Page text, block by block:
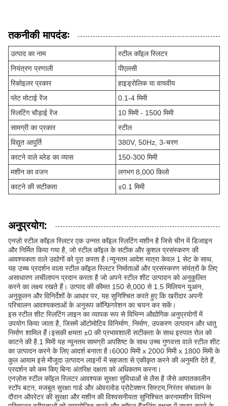
तकनीकी मापदंडः
उत्पाद का नाम
स्टील कॉइल स्लिटर
नियंत्रण प्रणाली
पीएलसी
रिकोइलर प्रकार
हाइड्रोलिक या वायवीय
प्लेट मोटाई रेंज
0.1-4 मिमी
स्लिटिंग चौड़ाई रेंज
10 मिमी - 1500 मिमी
सामग्री का प्रकार
स्टील
विद्युत आपूर्ति
380V, 50Hz, 3-चरण
काटने वाले ब्लेड का व्यास
150-300 मिमी
मशीन का वजन
लगभग 8,000 किलो
काटने की सटीकता
±0.1 मिमी
अनुप्रयोग:
एनज़ो स्टील कॉइल स्लिटर एक उन्नत कॉइल स्लिटिंग मशीन है जिसे चीन में डिजाइन
और निर्मित किया गया है, जो स्टील कॉइल के सटीक और कुशल प्रसंस्करण की
आवश्यकता वाले उद्योगों को पूरा करता है।न्यूनतम आदेश मात्रा केवल 1 सेट के साथ,
यह उच्च प्रदर्शन वाला स्टील कॉइल स्लिटर निर्माताओं और प्रसंस्करण संयंत्रों के लिए
असाधारण लचीलापन प्रदान करता है जो अपने स्टील शीट उत्पादन को अनुकूलित
करने का लक्ष्य रखते हैं। उत्पाद की कीमत 150 से,000 से 1.5 मिलियन युआन,
अनुकूलन और विनिर्देशों के आधार पर, यह सुनिश्चित करते हुए कि खरीदार अपनी
परिचालन आवश्यकताओं के अनुरूप कॉन्फ़िगरेशन का चयन कर सकें।
इस स्टील शीट स्लिटिंग लाइन का व्यापक रूप से विभिन्न औद्योगिक अनुप्रयोगों में
उपयोग किया जाता है, जिसमें ऑटोमोटिव विनिर्माण, निर्माण, उपकरण उत्पादन और धातु
निर्माण शामिल हैं।इसकी क्षमता ±0 की प्रभावशाली सटीकता के साथ इस्पात रोल को
काटने की है.1 मिमी यह न्यूनतम सामग्री अपशिष्ट के साथ उच्च गुणवत्ता वाले स्टील शीट
का उत्पादन करने के लिए आदर्श बनाता है।6000 मिमी x 2000 मिमी x 1800 मिमी के
कुल आयाम इसे मौजूदा उत्पादन लाइनों में सहजता से एकीकृत करने की अनुमति देते हैं,
प्रदर्शन को कम किए बिना अंतरिक्ष दक्षता को अधिकतम करना।
एनज़ोस स्टील कॉइल स्लिटर आवश्यक सुरक्षा सुविधाओं से लैस है जैसे आपातकालीन
स्टॉप बटन, मजबूत सुरक्षा गार्ड और ओवरलोड प्रोटेक्शन सिस्टम,निरंतर संचालन के
दौरान ऑपरेटर की सुरक्षा और मशीन की विश्वसनीयता सुनिश्चित करनामशीन विभिन्न